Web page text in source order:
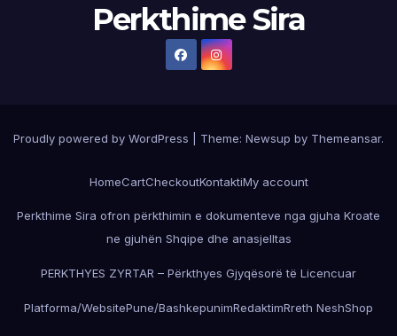
Perkthime Sira
Proudly powered by WordPress Theme: Newsup by Themeansar.
HomeCartCheckoutKontaktiMy account
Perkthime Sira ofron përkthimin e dokumenteve nga gjuha Kroate
ne gjuhën Shqipe dhe anasjelltas
PERKTHYES ZYRTAR – Përkthyes Gjyqësorë të Licencuar
Platforma/WebsitePune/BashkepunimRedaktimRreth NeshShop